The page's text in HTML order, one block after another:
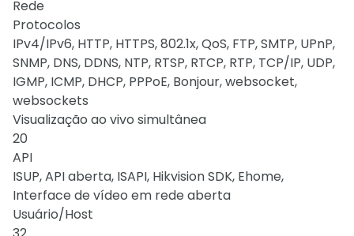
Rede
Protocolos
IPv4/IPv6, HTTP, HTTPS, 802.1x, QoS, FTP, SMTP, UPnP,
SNMP, DNS, DDNS, NTP, RTSP, RTCP, RTP, TCP/IP, UDP,
IGMP, ICMP, DHCP, PPPoE, Bonjour, websocket,
websockets
Visualização ao vivo simultânea
20
API
ISUP, API aberta, ISAPI, Hikvision SDK, Ehome,
Interface de vídeo em rede aberta
Usuário/Host